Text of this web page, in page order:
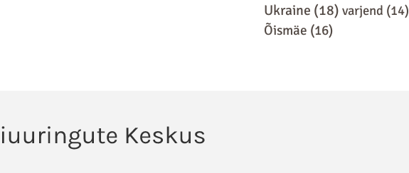
Ukraine (18) varjend (14)
Õismäe (16)